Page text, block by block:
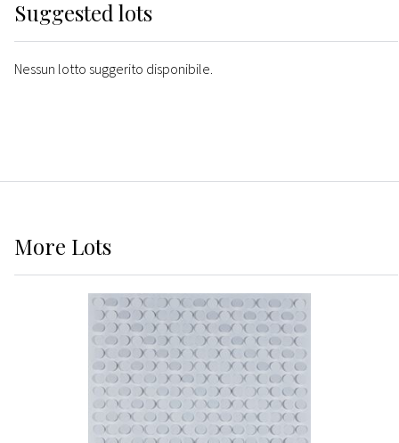
Suggested lots
Nessun lotto suggerito disponibile.
More Lots